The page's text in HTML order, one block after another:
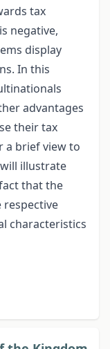
tax
negative,
display
In this
advantages
their tax
a brief view to
illustrate
that the
respective
characteristics